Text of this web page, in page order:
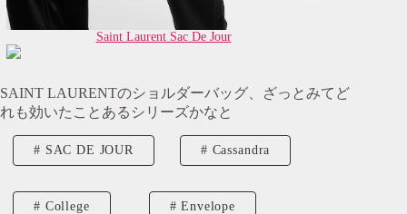
Saint Laurent Sac De Jour
SAINT LAURENTのショルダーバッグ、ざっとみてど
れも効いたことあるシリーズかなと
SAC DE JOUR Cassandra
College Envelope